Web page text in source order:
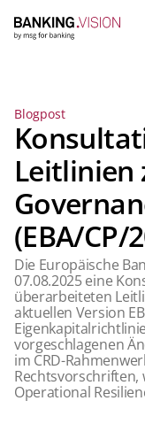
Blogpost
Leitlinien
(EBA/CP/
Die Europäische
07.08.2025 eine
überarbeiteten
aktuellen Version
vorgeschlagenen
im CRD-
Rechtsvorschriften,
Operational